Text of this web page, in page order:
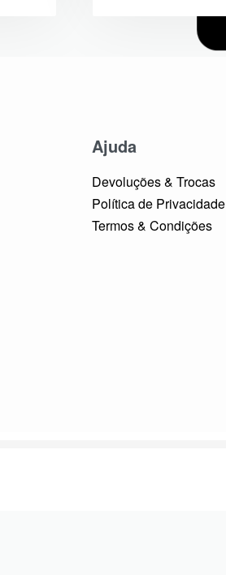
Ajuda
Devoluções & Trocas
Política de Privacidade
Termos & Condições